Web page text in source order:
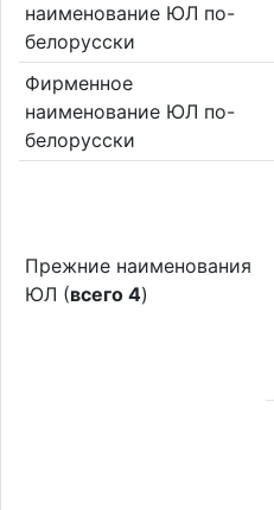
наименование ЮЛ по-
белорусски
Фирменное
наименование ЮЛ по-
белорусски
Прежние наименования
ЮЛ (всего 4)